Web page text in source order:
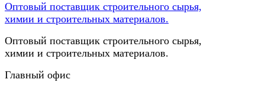
Оптовый поставщик строительного сырья,
химии и строительных материалов.
Оптовый поставщик строительного сырья,
химии и строительных материалов.
Главный офис